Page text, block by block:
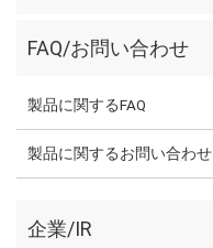
FAQ/お問い合わせ
製品に関するFAQ
製品に関するお問い合わせ
企業/IR